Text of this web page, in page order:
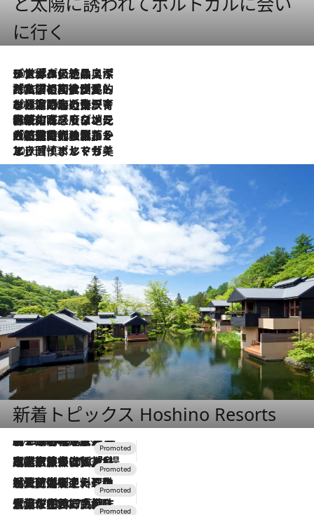
に行く
2026.8.8
リスボンの絶品スイーツ「パステル・デ・ナタ」とは？ポルトガル伝統の奥深い世界へ
2026.7.27
「私の祖国はポルトガル語です」国民的詩人フェルナンド・ペソアと、彼が愛した文学の街を歩く
2026.7.26
ポルトガル近海が育む極上の海の幸。キリリと冷えた白ワインと愉しむ、シーフード専門店の贅沢
2026.7.22
伝統の味をモダンに昇華。高感度な地元客が集う、リスボンの最旬ガストロノミー
2026.7.21
大航海時代の栄華から、震災、独裁、そして革命へ。ポルトガル・首都リスボンの石畳に刻まれた「歴史の光と影」
2026.7.13
エッセイ・ヤマザキマリ「慎ましくも美しき国 ポルトガル」
新着トピックス Hoshino Resorts
2026.8.7
【トンボの足水浴】ヒノキの香りに包まれて涼感マックス！約13℃の湧水かけ流しを避暑地「星野温泉 トンボの湯」で体験
2026.7.31
【ホテル帰省】という選択肢をOMOが提案。家族とほどよい距離を保つには「昼は実家、夜は気兼ねなくホテルで！」
2026.7.24
【夏限定ディナーコース】旬を迎える稚鮎や花ズッキーニなどをイタリア・トスカーナの郷土料理の手法で満喫！
2026.7.17
「土佐和ハーブかき氷」がOMO7高知に登場！生姜、山椒、大葉など目にも舌にも涼を呼ぶ郷土の味